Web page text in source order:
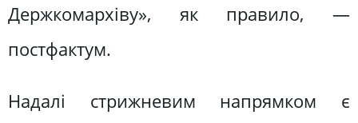
Держкомархіву», як правило, —
постфактум.
Надалі стрижневим напрямком є